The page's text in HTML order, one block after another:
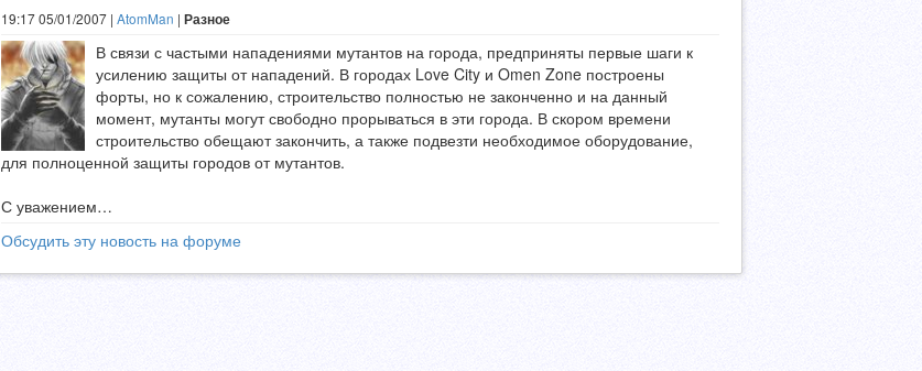
19:17 05/01/2007 | AtomMan | Разное
В связи с частыми нападениями мутантов на города, предприняты первые шаги к
усилению защиты от нападений. В городах Love City и Omen Zone построены
форты, но к сожалению, строительство полностью не законченно и на данный
момент, мутанты могут свободно прорываться в эти города. В скором времени
строительство обещают закончить, а также подвезти необходимое оборудование,
для полноценной защиты городов от мутантов.
С уважением…
Обсудить эту новость на форуме